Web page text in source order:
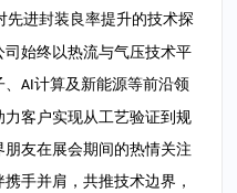
先进封装良率提升的技术探
始终以热流与气压技术平
、AI计算及新能源等前沿领
客户实现从工艺验证到规
友在展会期间的热情关注
手并肩，共推技术边界，